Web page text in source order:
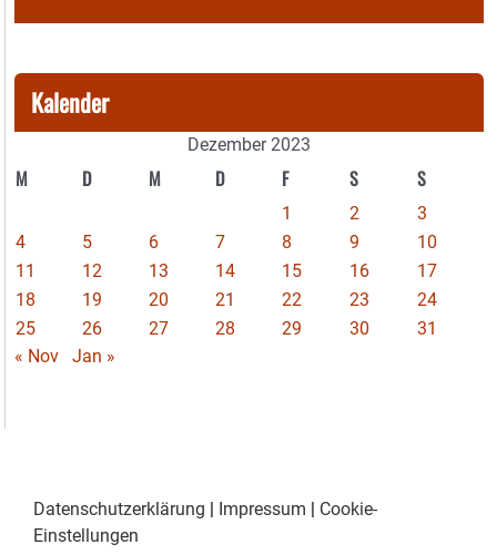
Kalender
Dezember 2023
M D M D F S S
1 2
3
4
5 6 7 8 9
10
11
12 13 14 15 16
17
18
19 20 21 22 23
24
25
26 27 28 29 30
31
« Nov
Jan »
Datenschutzerklärung Impressum
Cookie-
Einstellungen